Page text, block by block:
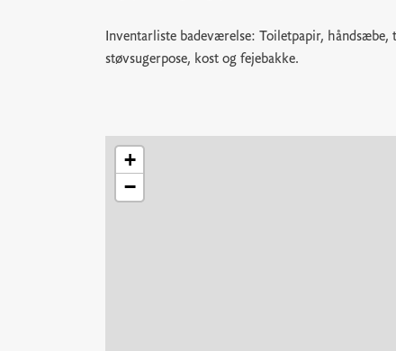
Inventarliste badeværelse: Toiletpapir,
støvsugerpose, kost og fejebakke.
+
−